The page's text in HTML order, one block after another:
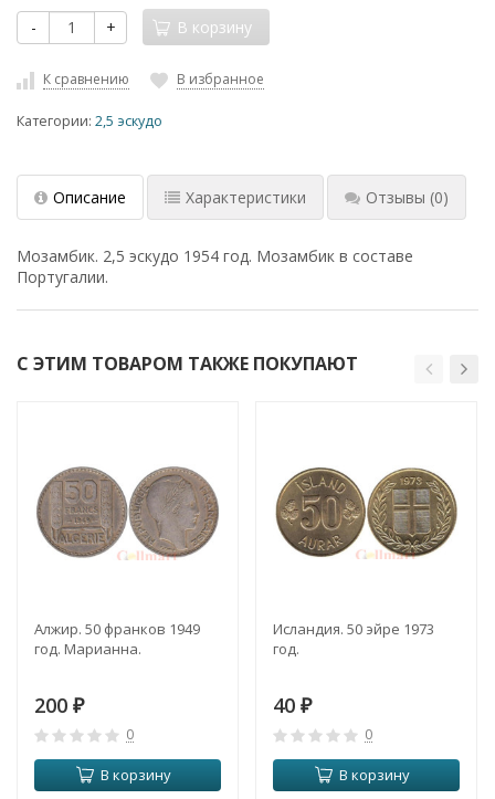
- + В корзину
К сравнению В избранное
Категории: 2,5 эскудо
Описание Характеристики Отзывы (0)
Мозамбик. 2,5 эскудо 1954 год. Мозамбик в составе
Португалии.
С ЭТИМ ТОВАРОМ ТАКЖЕ ПОКУПАЮТ
Алжир. 50 франков 1949
год. Марианна.
200 ₽
0
В корзину
Исландия. 50 эйре 1973
год.
40 ₽
0
В корзину